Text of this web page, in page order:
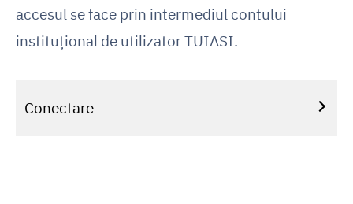
accesul se face prin intermediul contului
instituțional de utilizator TUIASI.
Conectare